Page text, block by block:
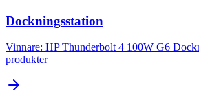
Dockningsstation
Vinnare: HP Thunderbolt 4 100W G6
produkter